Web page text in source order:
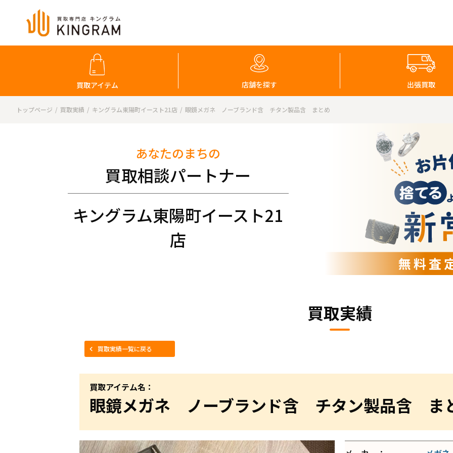
買取アイテム 店舗を探す 出張買取
トップページ 買取実績 キングラム東陽町イースト21店 眼鏡メガネ ノーブランド含 チタン製品含 まとめ
キングラム東陽町イースト21
店
あなたのまちの
買取相談パートナー
買取実績
買取実績一覧に戻る
買取アイテム名：
眼鏡メガネ ノーブランド含 チタン製品含 ま